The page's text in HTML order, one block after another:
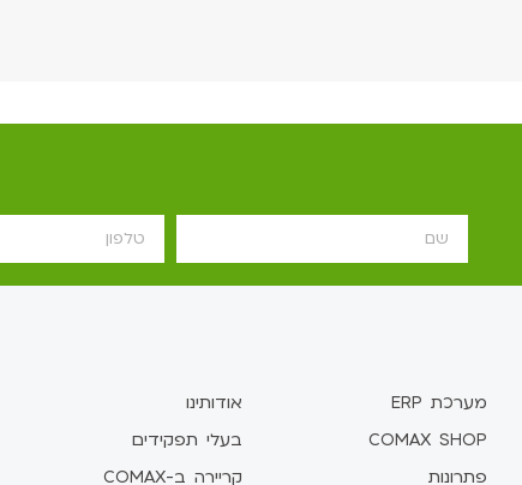
מערכת ERP
COMAX SHOP
פתרונות
אודותינו
בעלי תפקידים
קריירה ב-COMAX